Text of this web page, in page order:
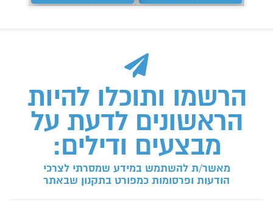
הרשמו ותוכלו להיות
הראשונים לדעת על
מבצעים ודילים:
מאשר/ת להשתמש במידע שמסרתי לצרכי
הודעות ופרסומות כמפורט בתקנון שבאתר